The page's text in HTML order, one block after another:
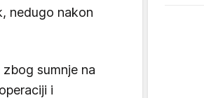
nedugo nakon
sumnje na
i